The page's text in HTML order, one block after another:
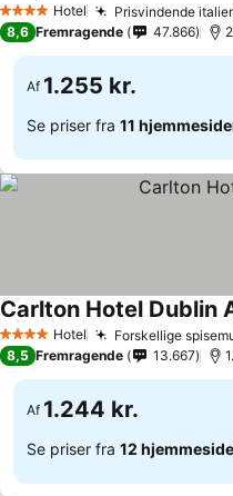
4 StjernerHotel Prisvindende
8,6 Fremragende 47.866
Af 1.255 kr.
Se priser fra 11
4 StjernerHotel Forskellige
Carlton Hotel Dublin
8,5 Fremragende 13.667
Af 1.244 kr.
Se priser fra 12